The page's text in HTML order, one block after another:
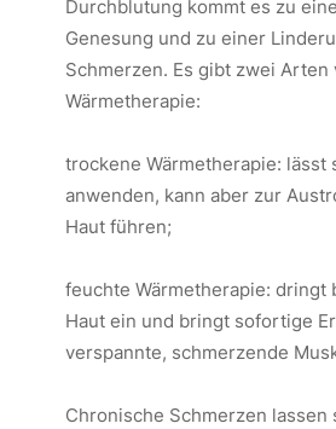
Durchblutung kommt es zu
Genesung und zu einer
Schmerzen. Es gibt zwei Arten
Wärmetherapie:
trockene Wärmetherapie: lässt
anwenden, kann aber zur
Haut führen;
feuchte Wärmetherapie: dringt
Haut ein und bringt sofortige
verspannte, schmerzende
Chronische Schmerzen lassen